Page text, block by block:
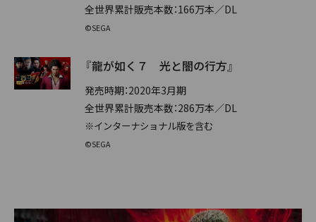
全世界累計販売本数：166万本／DL
©SEGA
『龍が如く７ 光と闇の行方』
発売時期：2020年3月期
全世界累計販売本数：286万本／DL
※インターナショナル版を含む
©SEGA